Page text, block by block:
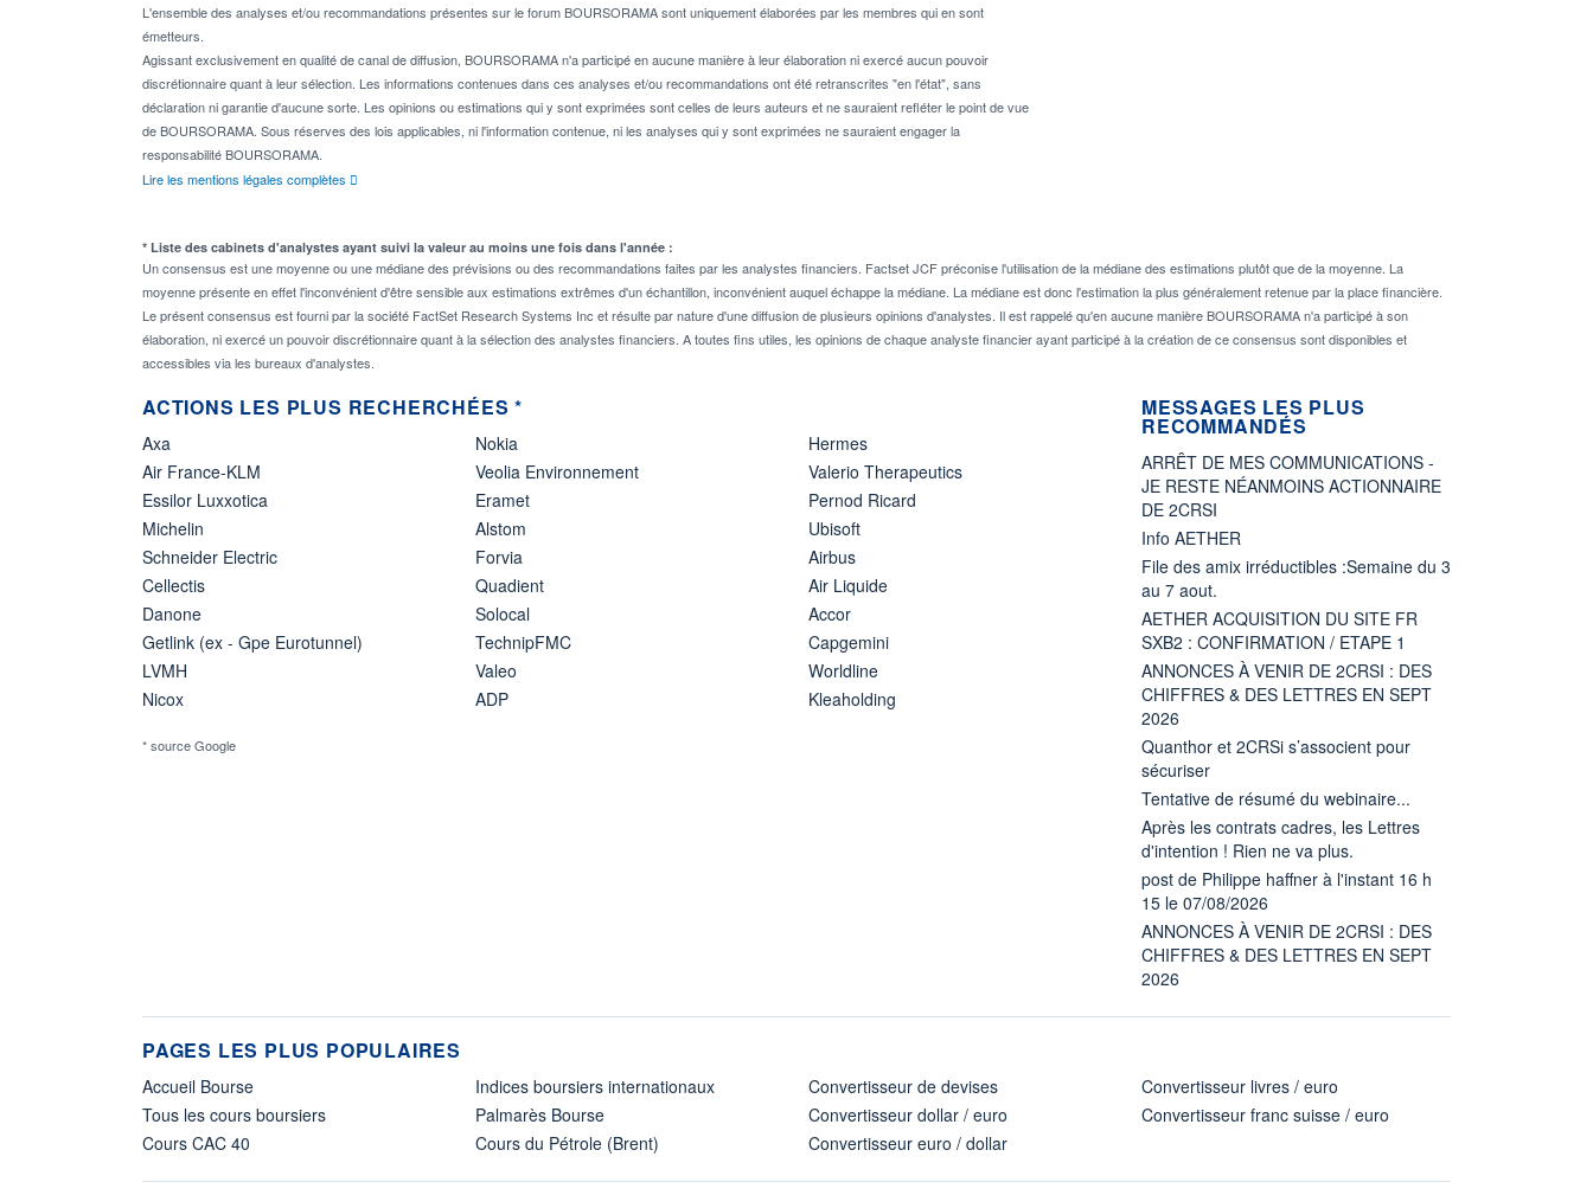
L'ensemble des analyses et/ou recommandations présentes sur le forum BOURSORAMA sont uniquement élaborées par les membres qui en sont
émetteurs.
Agissant exclusivement en qualité de canal de diffusion, BOURSORAMA n'a participé en aucune manière à leur élaboration ni exercé aucun pouvoir
discrétionnaire quant à leur sélection. Les informations contenues dans ces analyses et/ou recommandations ont été retranscrites "en l'état", sans
déclaration ni garantie d'aucune sorte. Les opinions ou estimations qui y sont exprimées sont celles de leurs auteurs et ne sauraient refléter le point de vue
de BOURSORAMA. Sous réserves des lois applicables, ni l'information contenue, ni les analyses qui y sont exprimées ne sauraient engager la
responsabilité BOURSORAMA.
Lire les mentions légales complètes
* Liste des cabinets d'analystes ayant suivi la valeur au moins une fois dans l'année :
Un consensus est une moyenne ou une médiane des prévisions ou des recommandations faites par les analystes financiers. Factset JCF préconise l'utilisation de la médiane des estimations plutôt que de la moyenne. La
moyenne présente en effet l'inconvénient d'être sensible aux estimations extrêmes d'un échantillon, inconvénient auquel échappe la médiane. La médiane est donc l'estimation la plus généralement retenue par la place financière.
Le présent consensus est fourni par la société FactSet Research Systems Inc et résulte par nature d'une diffusion de plusieurs opinions d'analystes. Il est rappelé qu'en aucune manière BOURSORAMA n'a participé à son
élaboration, ni exercé un pouvoir discrétionnaire quant à la sélection des analystes financiers. A toutes fins utiles, les opinions de chaque analyste financier ayant participé à la création de ce consensus sont disponibles et
accessibles via les bureaux d'analystes.
ACTIONS LES PLUS RECHERCHÉES *
Axa
Air France-KLM
Essilor Luxxotica
Michelin
Schneider Electric
Cellectis
Danone
Getlink (ex - Gpe Eurotunnel)
LVMH
Nicox
Nokia
Veolia Environnement
Eramet
Alstom
Forvia
Quadient
Solocal
TechnipFMC
Valeo
ADP
Hermes
Valerio Therapeutics
Pernod Ricard
Ubisoft
Airbus
Air Liquide
Accor
Capgemini
Worldline
Kleaholding
* source Google
MESSAGES LES PLUS
RECOMMANDÉS
ARRÊT DE MES COMMUNICATIONS -
JE RESTE NÉANMOINS ACTIONNAIRE
DE 2CRSI
Info AETHER
File des amix irréductibles :Semaine du 3
au 7 aout.
AETHER ACQUISITION DU SITE FR
SXB2 : CONFIRMATION / ETAPE 1
ANNONCES À VENIR DE 2CRSI : DES
CHIFFRES & DES LETTRES EN SEPT
2026
Quanthor et 2CRSi s’associent pour
sécuriser
Tentative de résumé du webinaire...
Après les contrats cadres, les Lettres
d'intention ! Rien ne va plus.
post de Philippe haffner à l'instant 16 h
15 le 07/08/2026
ANNONCES À VENIR DE 2CRSI : DES
CHIFFRES & DES LETTRES EN SEPT
2026
PAGES LES PLUS POPULAIRES
Accueil Bourse
Tous les cours boursiers
Cours CAC 40
Indices boursiers internationaux
Palmarès Bourse
Cours du Pétrole (Brent)
Convertisseur de devises
Convertisseur dollar / euro
Convertisseur euro / dollar
Convertisseur livres / euro
Convertisseur franc suisse / euro